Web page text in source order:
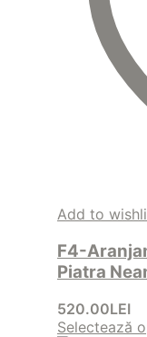
Add to
F4-
Piatra
520.00LEI
Selectează